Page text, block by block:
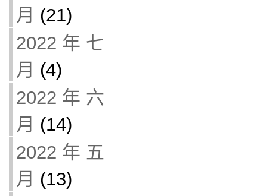
月 (21)
2022 年 七
月 (4)
2022 年 六
月 (14)
2022 年 五
月 (13)